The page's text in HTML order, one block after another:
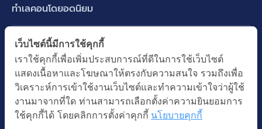
ทาวน์เฮ้าส์ ทาวน์โฮม
คอนโดมิเนียม
อาคารพาณิชย์ ตึกแถว
ที่ดินเปล่า
อพาร์ทเม้นท์ หอพัก
ออฟฟิต สำนักงาน
บางนา รามคำแหง 2
ปทุมธานี รังสิต ลำลูกกา
นนทบุรี บางใหญ่ บางบัวทอง
ทำเลคอนโดยอดนิยม
พระราม 9
อ่อนนุช ปุณณวิถี
รัชดาภิเษก ห้วยขวาง
ห้าแยกลาดพร้าว
ทำเล BTS ยอดนิยม
BTS ทองหล่อ
BTS เอกมัย
BTS พร้อมพงษ์
ทำเล MRT ยอดนิยม
MRT เพชรบุรี
MRT พระราม 9
คำค้นยอดนิยม
เว็บไซต์นี้มีการใช้คุกกี้
เราใช้คุกกี้เพื่อเพิ่มประสบการณ์ที่ดีในการใช้เว็บไซต์
แสดงเนื้อหาและโฆษณาให้ตรงกับความสนใจ รวมถึงเพื่อ
วิเคราะห์การเข้าใช้งานเว็บไซต์และทำความเข้าใจว่าผู้ใช้
งานมาจากที่ใด ท่านสามารถเลือกตั้งค่าความยินยอมการ
ใช้คุกกี้ได้ โดยคลิกการตั้งค่าคุกกี้ นโยบายคุกกี้